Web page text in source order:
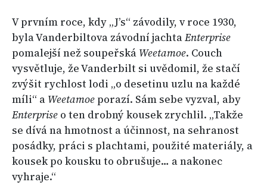
V prvním roce, kdy „J’s“ závodily, v roce 1930,
byla Vanderbiltova závodní jachtaEnterprise
pomalejší než soupeřská Weetamoe. Couch
vysvětluje, že Vanderbilt si uvědomil, že stačí
zvýšit rychlost lodi „o desetinu uzlu na každé
míli“ a Weetamoeporazí. Sám sebe vyzval, aby
Enterprise o ten drobný kousek zrychlil. „Takže
se dívá na hmotnost a účinnost, na sehranost
posádky, práci s plachtami, použité materiály, a
kousek po kousku to obrušuje… a nakonec
vyhraje.“